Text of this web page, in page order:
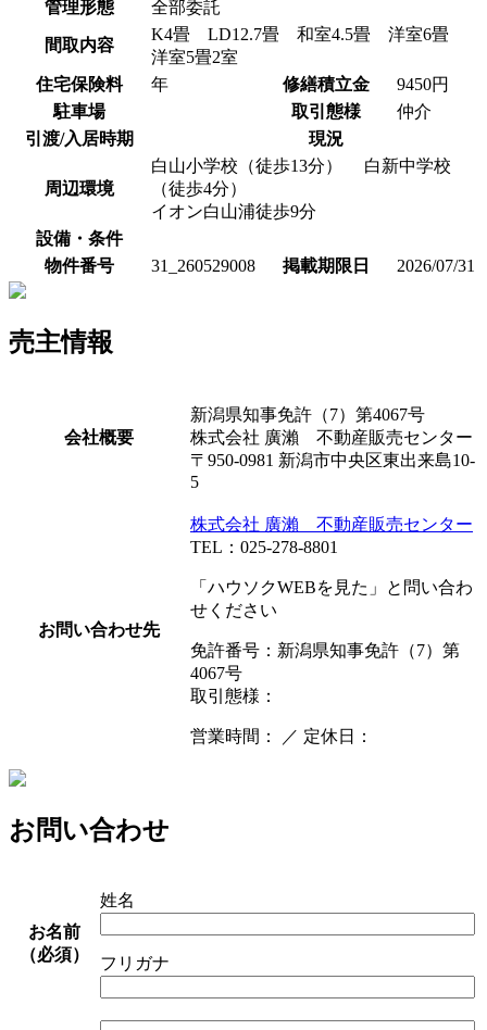
管理形態 全部委託
間取内容
K4畳 LD12.7畳 和室4.5畳 洋室6畳
洋室5畳2室
住宅保険料
年 修繕積立金
9450円
駐車場
取引態様
仲介
引渡/入居時期
現況
周辺環境
白山小学校（徒歩13分） 白新中学校
（徒歩4分）
イオン白山浦徒歩9分
設備・条件
物件番号
31_260529008 掲載期限日 2026/07/31
売主情報
会社概要
新潟県知事免許（7）第4067号
株式会社 廣瀨 不動産販売センター
〒950-0981 新潟市中央区東出来島10-
5
お問い合わせ先
株式会社 廣瀨 不動産販売センター
TEL：025-278-8801
「ハウソクWEBを見た」と問い合わ
せください
免許番号：新潟県知事免許（7）第
4067号
取引態様：
営業時間： ／ 定休日：
お問い合わせ
お名前
（必須）
姓名
フリガナ